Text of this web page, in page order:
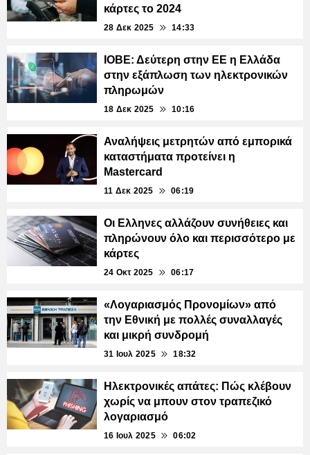
κάρτες το 2024
28 Δεκ 2025 14:33
ΙΟΒΕ: Δεύτερη στην ΕΕ η Ελλάδα
στην εξάπλωση των ηλεκτρονικών
πληρωμών
18 Δεκ 2025 10:16
Αναλήψεις μετρητών από εμπορικά
καταστήματα προτείνει η
Mastercard
11 Δεκ 2025 06:19
Οι Ελληνες αλλάζουν συνήθειες και
πληρώνουν όλο και περισσότερο με
κάρτες
24 Οκτ 2025 06:17
«Λογαριασμός Προνομίων» από
την Εθνική με πολλές συναλλαγές
και μικρή συνδρομή
31 Ιουλ 2025 18:32
Ηλεκτρονικές απάτες: Πώς κλέβουν
χωρίς να μπουν στον τραπεζικό
λογαριασμό
16 Ιουλ 2025 06:02